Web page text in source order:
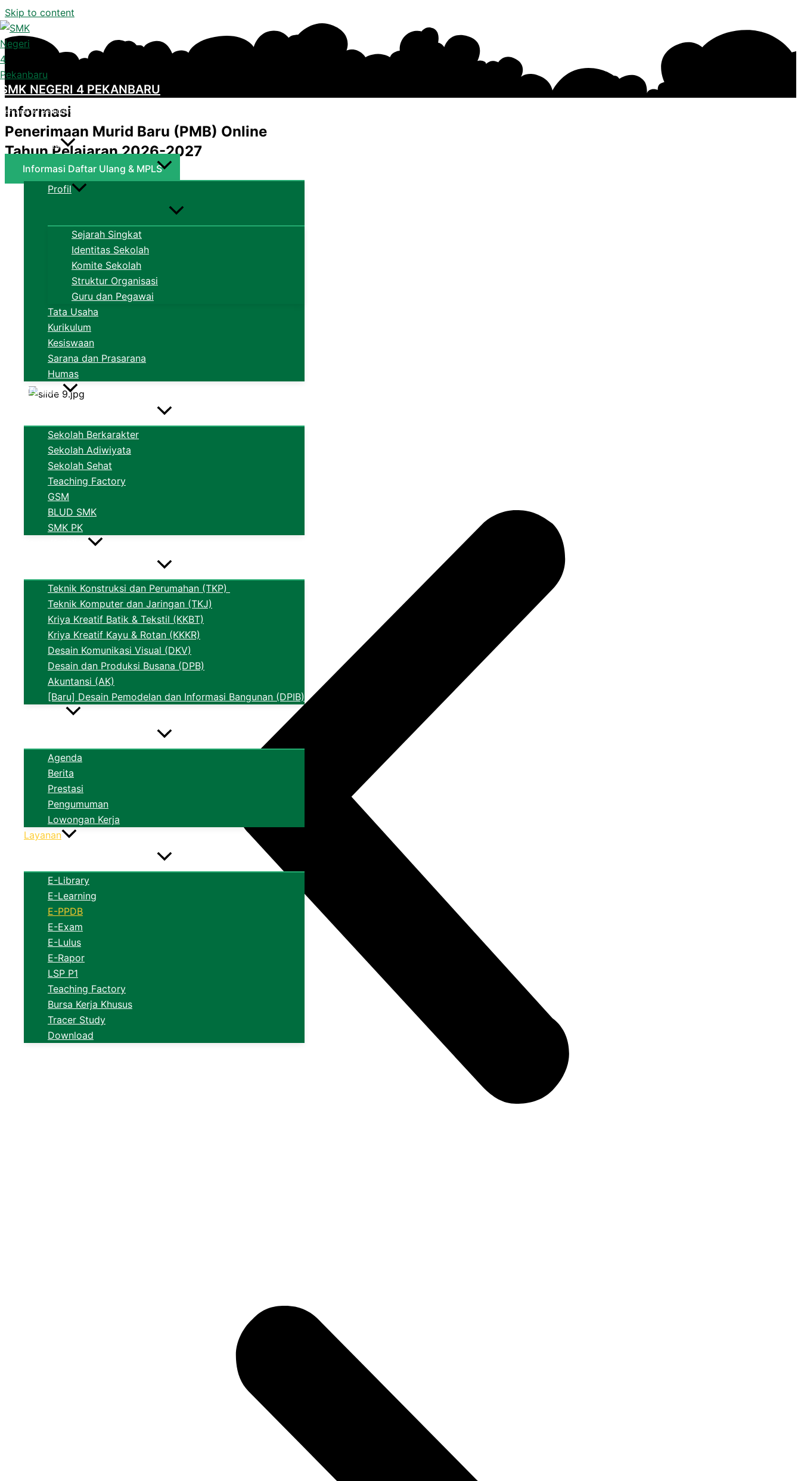
Skip to content
SMK NEGERI 4 PEKANBARU
Berkarakter Berbudaya Lingkungan dan Sehat
Tentang
Profil
Sejarah Singkat
Identitas Sekolah
Komite Sekolah
Struktur Organisasi
Guru dan Pegawai
Tata Usaha
Kurikulum
Kesiswaan
Sarana dan Prasarana
Humas
Program
Sekolah Berkarakter
Sekolah Adiwiyata
Sekolah Sehat
Teaching Factory
GSM
BLUD SMK
SMK PK
Teknik Konstruksi dan Perumahan (TKP)
Teknik Komputer dan Jaringan (TKJ)
Kriya Kreatif Batik & Tekstil (KKBT)
Kriya Kreatif Kayu & Rotan (KKKR)
Desain Komunikasi Visual (DKV)
Desain dan Produksi Busana (DPB)
Akuntansi (AK)
[Baru] Desain Pemodelan dan Informasi Bangunan (DPIB)
Agenda
Berita
Prestasi
Pengumuman
Lowongan Kerja
Layanan
E-Library
E-Learning
E-PPDB
E-Exam
E-Lulus
E-Rapor
LSP P1
Teaching Factory
Bursa Kerja Khusus
Tracer Study
Download
Informasi
Penerimaan Murid Baru (PMB) Online
Tahun Pelajaran 2026-2027
Informasi Daftar Ulang & MPLS